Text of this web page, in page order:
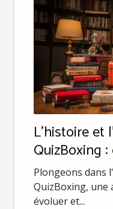
L'histoire et
QuizBoxing
l'arène de
Plongeons dans
QuizBoxing, une
évoluer et...